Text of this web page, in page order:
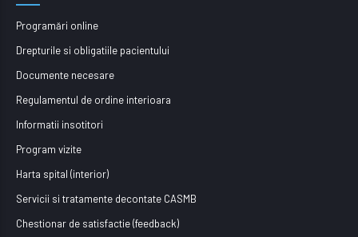
Programări online
Drepturile si obligatiile pacientului
Documente necesare
Regulamentul de ordine interioara
Informatii insotitori
Program vizite
Harta spital (interior)
Servicii si tratamente decontate CASMB
Chestionar de satisfactie (feedback)